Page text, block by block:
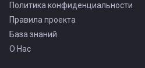
Политика конфиденциальности
Правила проекта
База знаний
О Нас